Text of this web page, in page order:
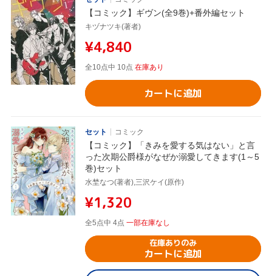
【コミック】ギヴン(全9巻)+番外編セット
キヅナツキ(著者)
¥4,840
全10点中 10点 在庫あり
カートに追加
セット コミック
【コミック】「きみを愛する気はない」と言
った次期公爵様がなぜか溺愛してきます(1～5
巻)セット
水埜なつ(著者),三沢ケイ(原作)
¥1,320
全5点中 4点 一部在庫なし
在庫ありのみ
カートに追加